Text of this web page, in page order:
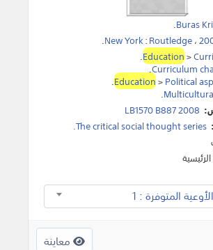
Buras
.
New York:Routledge،
.
Education>
.
Curriculum
.
Education>Political
.
.
LB1570 B887 2008
The critical social thought series.
المتوفرة : 1
معاينة